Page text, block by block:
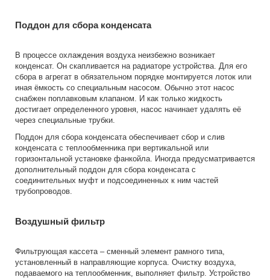
Поддон для сбора конденсата
В процессе охлаждения воздуха неизбежно возникает
конденсат. Он скапливается на радиаторе устройства. Для его
сбора в агрегат в обязательном порядке монтируется лоток или
иная ёмкость со специальным насосом. Обычно этот насос
снабжен поплавковым клапаном. И как только жидкость
достигает определенного уровня, насос начинает удалять её
через специальные трубки.
Поддон для сбора конденсата обеспечивает сбор и слив
конденсата с теплообменника при вертикальной или
горизонтальной установке фанкойла. Иногда предусматривается
дополнительный поддон для сбора конденсата с
соединительных муфт и подсоединенных к ним частей
трубопроводов.
Воздушный фильтр
Фильтрующая кассета – сменный элемент рамного типа,
установленный в направляющие корпуса. Очистку воздуха,
подаваемого на теплообменник, выполняет фильтр. Устройство